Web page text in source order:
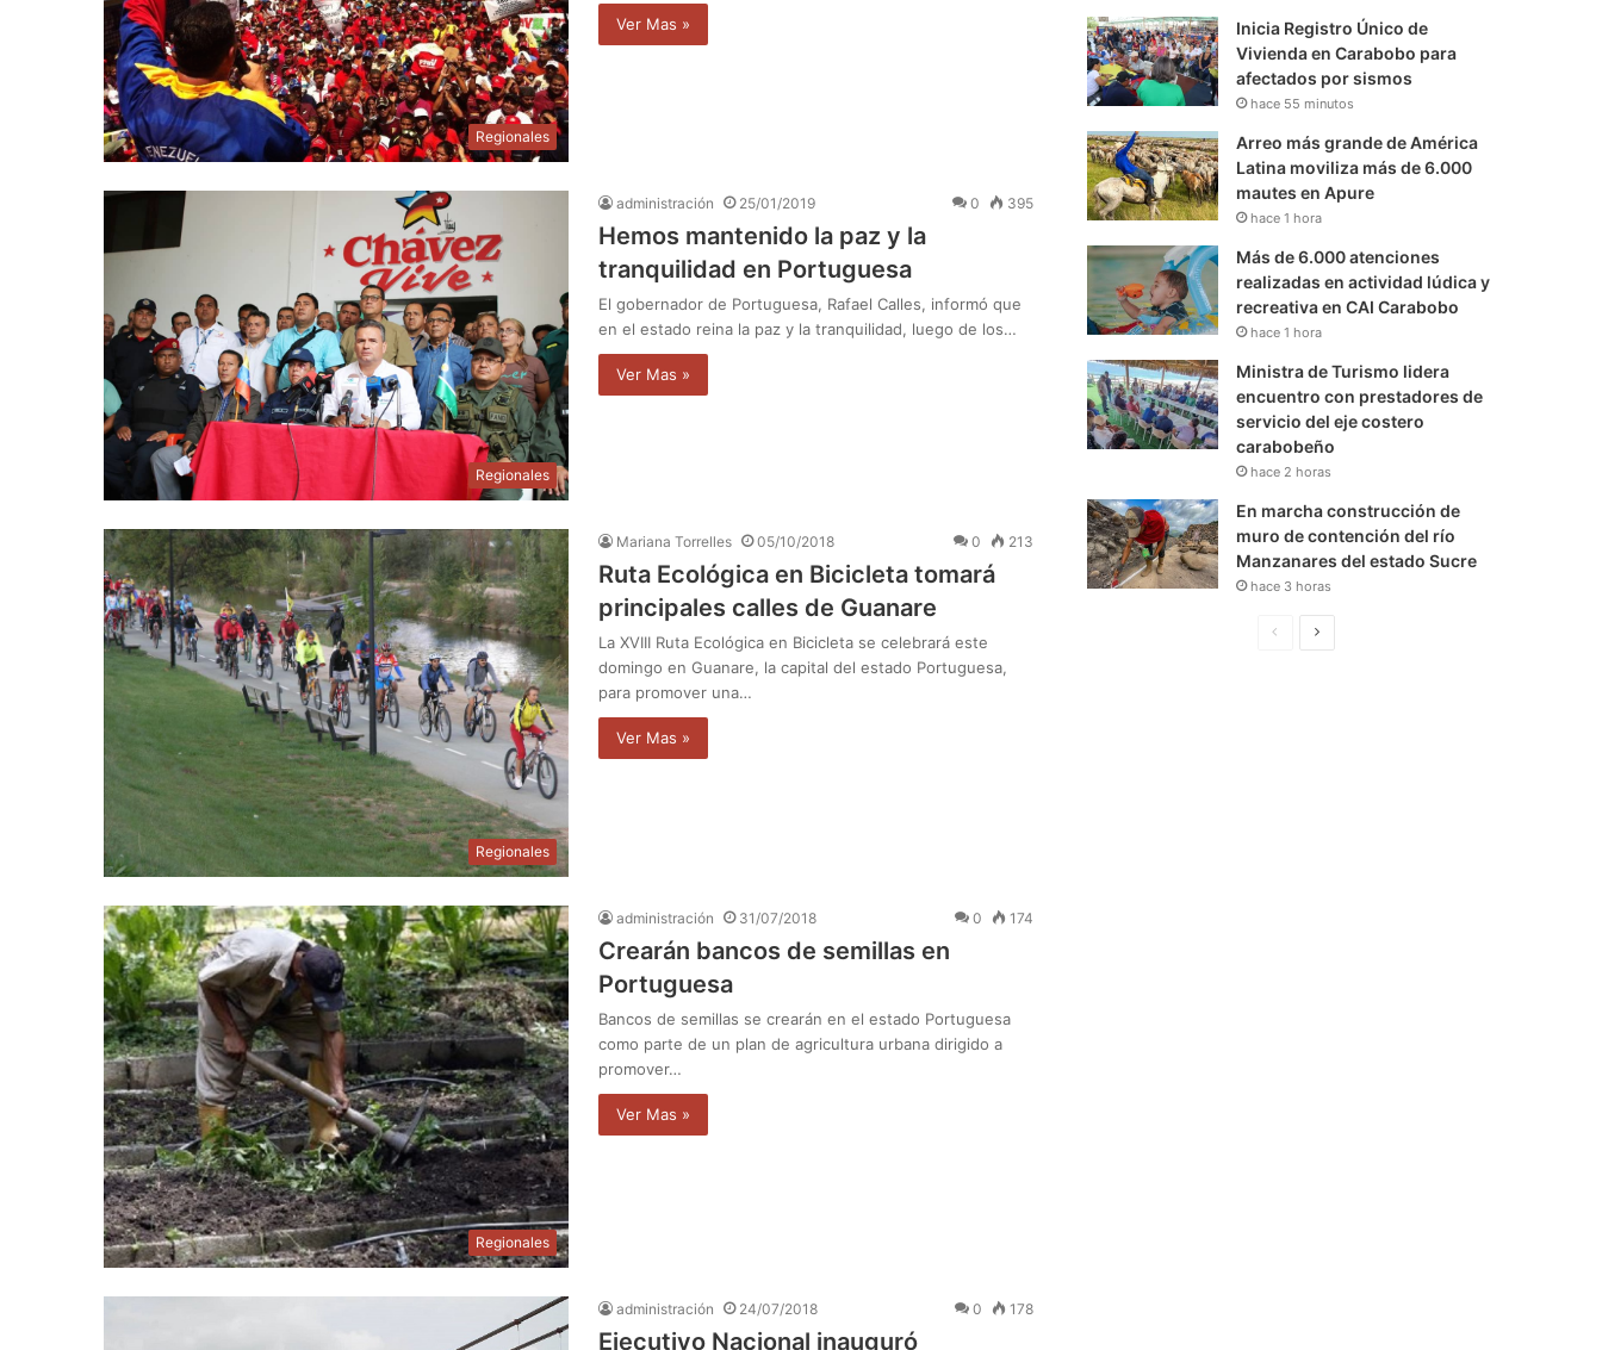
Regionales
Ver Mas »
Regionales
administración 25/01/2019 0 395
Hemos mantenido la paz y la
tranquilidad en Portuguesa
El gobernador de Portuguesa, Rafael Calles, informó que
en el estado reina la paz y la tranquilidad, luego de los…
Ver Mas »
Regionales
Mariana Torrelles 05/10/2018 0 213
Ruta Ecológica en Bicicleta tomará
principales calles de Guanare
La XVIII Ruta Ecológica en Bicicleta se celebrará este
domingo en Guanare, la capital del estado Portuguesa,
para promover una…
Ver Mas »
Regionales
administración 31/07/2018 0 174
Crearán bancos de semillas en
Portuguesa
Bancos de semillas se crearán en el estado Portuguesa
como parte de un plan de agricultura urbana dirigido a
promover…
Ver Mas »
administración 24/07/2018 0 178
Ejecutivo Nacional inauguró
Inicia Registro Único de
Vivienda en Carabobo para
afectados por sismos
hace 55 minutos
Arreo más grande de América
Latina moviliza más de 6.000
mautes en Apure
hace 1 hora
Más de 6.000 atenciones
realizadas en actividad lúdica y
recreativa en CAI Carabobo
hace 1 hora
Ministra de Turismo lidera
encuentro con prestadores de
servicio del eje costero
carabobeño
hace 2 horas
En marcha construcción de
muro de contención del río
Manzanares del estado Sucre
hace 3 horas
S